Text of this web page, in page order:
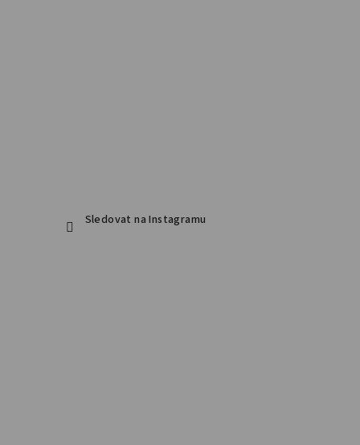
Sledovat na Instagramu